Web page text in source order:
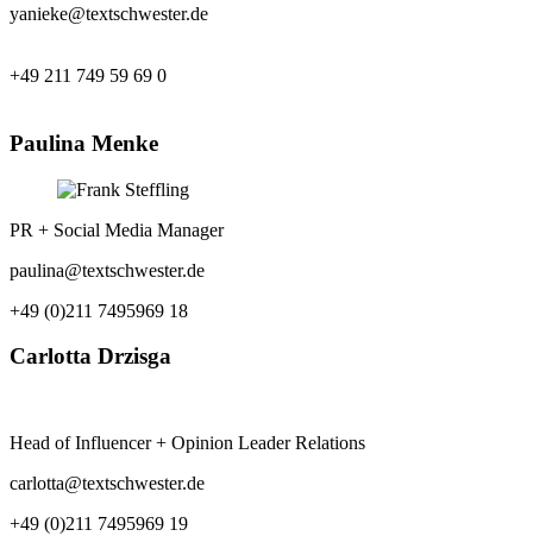
yanieke@textschwester.de
+49 211 749 59 69 0
Paulina Menke
PR + Social Media Manager
paulina@textschwester.de
+49 (0)211 7495969 18
Carlotta Drzisga
Head of Influencer + Opinion Leader Relations
carlotta@textschwester.de
+49 (0)211 7495969 19